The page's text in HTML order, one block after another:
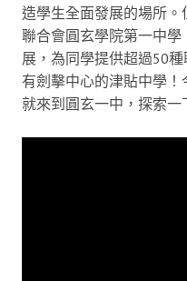
造學生全面發展的場所
聯合會圓玄學院第一中
展，為同學提供超過50
有劍擊中心的津貼中學！
就來到圓玄一中，探索一